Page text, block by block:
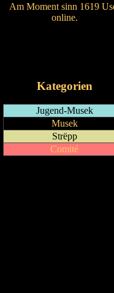
Am Moment sinn 1619
online.
Kategorien
Jugend-Musek
Musek
Strëpp
Comité